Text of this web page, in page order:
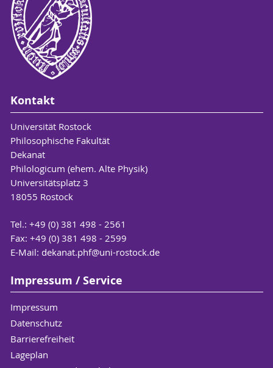
Kontakt
Universität Rostock
Philosophische Fakultät
Dekanat
Philologicum (ehem. Alte Physik)
Universitätsplatz 3
18055 Rostock
Tel.: +49 (0) 381 498 - 2561
Fax: +49 (0) 381 498 - 2599
E-Mail: dekanat.phf@uni-rostock.de
Impressum / Service
Impressum
Datenschutz
Barrierefreiheit
Lageplan